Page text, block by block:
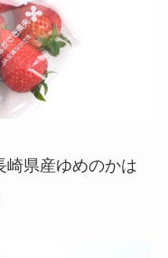
崎県産ゆめのかは